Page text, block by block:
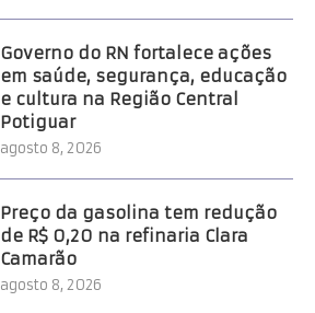
Governo do RN fortalece ações
em saúde, segurança, educação
e cultura na Região Central
Potiguar
agosto 8, 2026
Preço da gasolina tem redução
de R$ 0,20 na refinaria Clara
Camarão
agosto 8, 2026